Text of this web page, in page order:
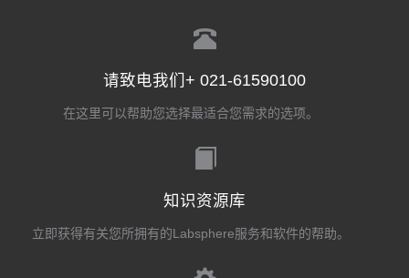
请致电我们+ 021-61590100
在这里可以帮助您选择最适合您需求的选项。
知识资源库
立即获得有关您所拥有的Labsphere服务和软件的帮助。